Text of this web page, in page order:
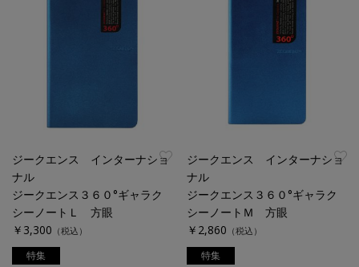
ジークエンス インターナショ
ナル
ジークエンス３６０°ギャラク
シーノートＬ 方眼
￥3,300 （税込）
特集
ジークエンス インターナショ
ナル
ジークエンス３６０°ギャラク
シーノートＭ 方眼
￥2,860 （税込）
特集